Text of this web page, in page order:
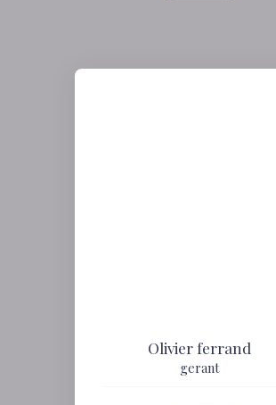
Olivier ferrand
gerant